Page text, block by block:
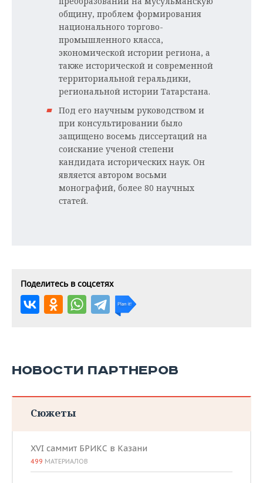
общину, проблем формирования
национального торгово-
промышленного класса,
экономической истории региона, а
также исторической и современной
территориальной геральдики,
региональной истории Татарстана.
Под его научным руководством и
при консультировании было
защищено восемь диссертаций на
соискание ученой степени
кандидата исторических наук. Он
является автором восьми
монографий, более 80 научных
статей.
Поделитесь в соцсетях
НОВОСТИ ПАРТНЕРОВ
Сюжеты
XVI саммит БРИКС в Казани
499 МАТЕРИАЛОВ